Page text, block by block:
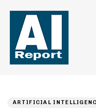
ARTIFICIAL